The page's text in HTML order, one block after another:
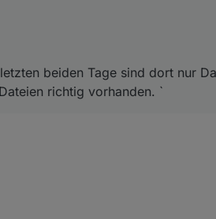
beiden Tage sind dort nur
richtig vorhanden. `